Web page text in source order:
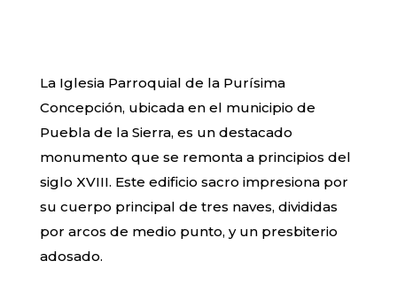
La Iglesia Parroquial de la Purísima
Concepción, ubicada en el municipio de
Puebla de la Sierra, es un destacado
monumento que se remonta a principios del
siglo XVIII. Este edificio sacro impresiona por
su cuerpo principal de tres naves, divididas
por arcos de medio punto, y un presbiterio
adosado.